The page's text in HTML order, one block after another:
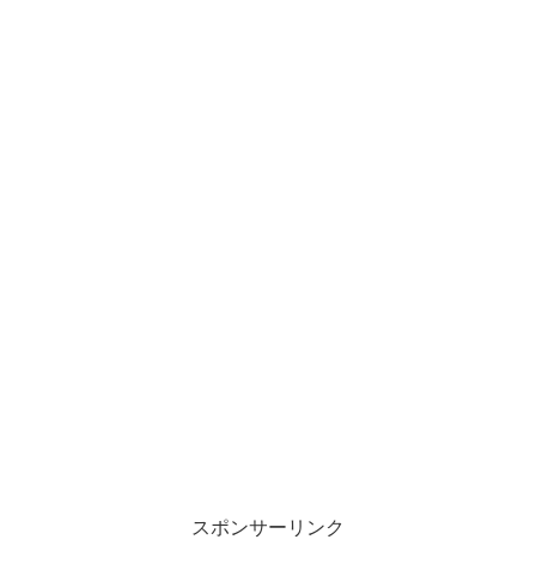
スポンサーリンク